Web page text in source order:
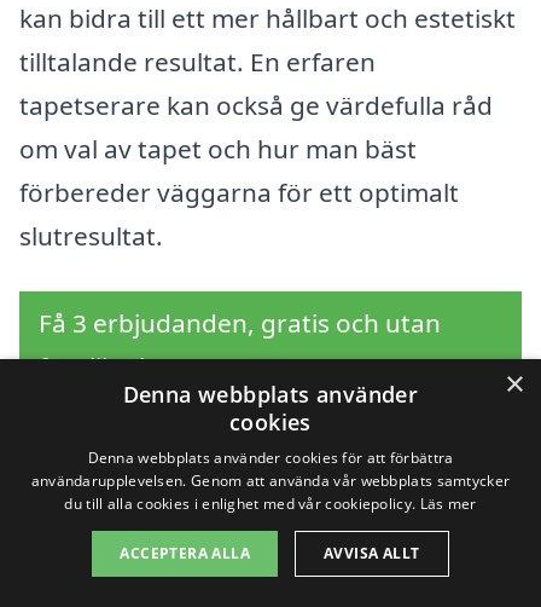
kan bidra till ett mer hållbart och estetiskt
tilltalande resultat. En erfaren
tapetserare kan också ge värdefulla råd
om val av tapet och hur man bäst
förbereder väggarna för ett optimalt
slutresultat.
Få 3 erbjudanden, gratis och utan
förpliktelser
Sök efter en
professionell för
×
Denna webbplats använder
cookies
Denna webbplats använder cookies för att förbättra
användarupplevelsen. Genom att använda vår webbplats samtycker
du till alla cookies i enlighet med vår cookiepolicy. Läs mer
ACCEPTERA ALLA AVVISA ALLT